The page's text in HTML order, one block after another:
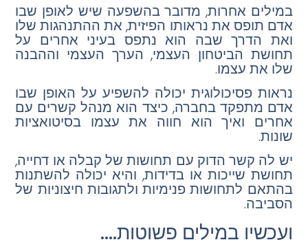
במילים אחרות, מדובר בהשפעה שיש לאופן שבו
אדם תופס את נראותו הפיזית, את ההתנהגות שלו
ואת הדרך שבה הוא נתפס בעיני אחרים על
תחושת הביטחון העצמי, הערך העצמי וההבנה
שלו את עצמו.
נראות פסיכולוגית יכולה להשפיע על האופן שבו
אדם מתפקד בחברה, כיצד הוא מנהל קשרים עם
אחרים ואיך הוא חווה את עצמו בסיטואציות
שונות.
יש לה קשר הדוק עם תחושות של קבלה או דחייה,
תחושת שייכות או בדידות, והיא יכולה להשתנות
בהתאם לתחושות פנימיות ולתגובות חיצוניות של
הסביבה.
ועכשיו במילים פשוטות….